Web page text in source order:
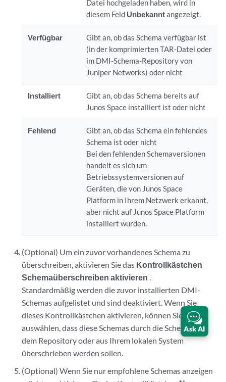
Datei hochgeladen haben, wird in
diesem Feld Unbekanntangezeigt.
Verfügbar
Gibt an, ob das Schema verfügbar ist
(in der komprimierten TAR-Datei oder
im DMI-Schema-Repository von
Juniper Networks) oder nicht
Installiert
Gibt an, ob das Schema bereits auf
Junos Space installiert ist oder nicht
Fehlend
Gibt an, ob das Schema ein fehlendes
Schema ist oder nicht
Bei den fehlenden Schemaversionen
handelt es sich um
Betriebssystemversionen auf
Geräten, die von Junos Space
Platform in Ihrem Netzwerk erkannt,
aber nicht auf Junos Space Platform
installiert wurden.
(Optional) Um ein zuvor vorhandenes Schema zu
überschreiben, aktivieren Sie das Kontrollkästchen
Schemaüberschreiben aktivieren
Standardmäßig werden die zuvor installierten DMI-
Schemas aufgelistet und sind deaktiviert. Wenn Sie
dieses Kontrollkästchen aktivieren, können Sie jedoch
auswählen, dass diese Schemas durch die Schemas aus
dem Repository oder aus Ihrem lokalen System
überschrieben werden sollen.
(Optional) Wenn Sie nur empfohlene Schemas anzeigen
Ask AI